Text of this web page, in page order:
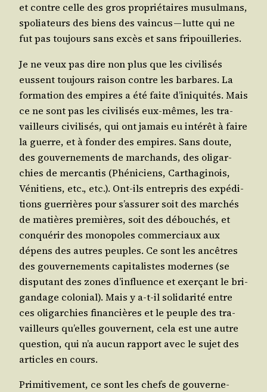
et contre celle des gros pro­prié­taires musul­mans,
spo­lia­teurs des biens des vain­cus — lutte qui ne
fut pas tou­jours sans excès et sans fripouilleries.
Je ne veux pas dire non plus que les civi­li­sés
eussent tou­jours rai­son contre les bar­bares. La
for­ma­tion des empires a été faite d’i­ni­qui­tés. Mais
ce ne sont pas les civi­li­sés eux-mêmes, les tra­
vailleurs civi­li­sés, qui ont jamais eu inté­rêt à faire
la guerre, et à fon­der des empires. Sans doute,
des gou­ver­ne­ments de mar­chands, des oli­gar­
chies de mer­can­tis (Phé­ni­ciens, Car­tha­gi­nois,
Véni­tiens, etc., etc.). Ont-ils entre­pris des expé­di­
tions guer­rières pour s’as­su­rer soit des mar­chés
de matières pre­mières, soit des débou­chés, et
conqué­rir des mono­poles com­mer­ciaux aux
dépens des autres peuples. Ce sont les ancêtres
des gou­ver­ne­ments capi­ta­listes modernes (se
dis­pu­tant des zones d’in­fluence et exer­çant le bri­
gan­dage colo­nial). Mais y a‑t-il soli­da­ri­té entre
ces oli­gar­chies finan­cières et le peuple des tra­
vailleurs qu’elles gou­vernent, cela est une autre
ques­tion, qui n’a aucun rap­port avec le sujet des
articles en cours.
Pri­mi­ti­ve­ment, ce sont les chefs de gou­ver­ne­